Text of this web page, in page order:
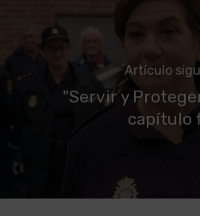
Artículo
"Servir y
capítulo